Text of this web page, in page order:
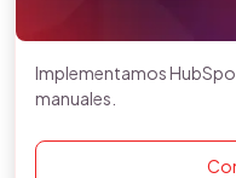
Implementamos
manuales.